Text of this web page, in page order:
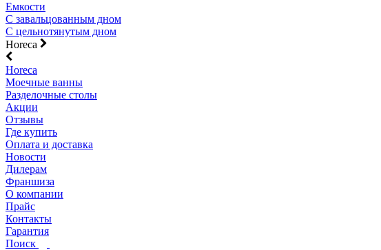
Емкости
С завальцованным дном
С цельнотянутым дном
Horeca
Horeca
Моечные ванны
Разделочные столы
Акции
Отзывы
Где купить
Оплата и доставка
Новости
Дилерам
Франшиза
О компании
Прайс
Контакты
Гарантия
Поиск